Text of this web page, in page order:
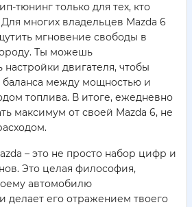
тюнинг только для тех, кто
многих владельцев Mazda 6
мгновение свободы в
Ты можешь
настройки двигателя, чтобы
баланса между мощностью и
топлива. В итоге, ежедневно
максимум от своей Mazda 6, не
– это не просто набор цифр и
Это целая философия,
автомобилю
делает его отражением твоего